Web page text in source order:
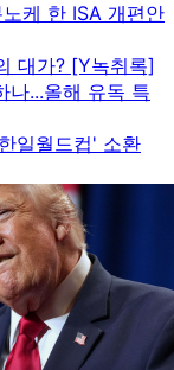
케 한 ISA 개편안
대가? [Y녹취록]
나...올해 유독 특
일월드컵' 소환